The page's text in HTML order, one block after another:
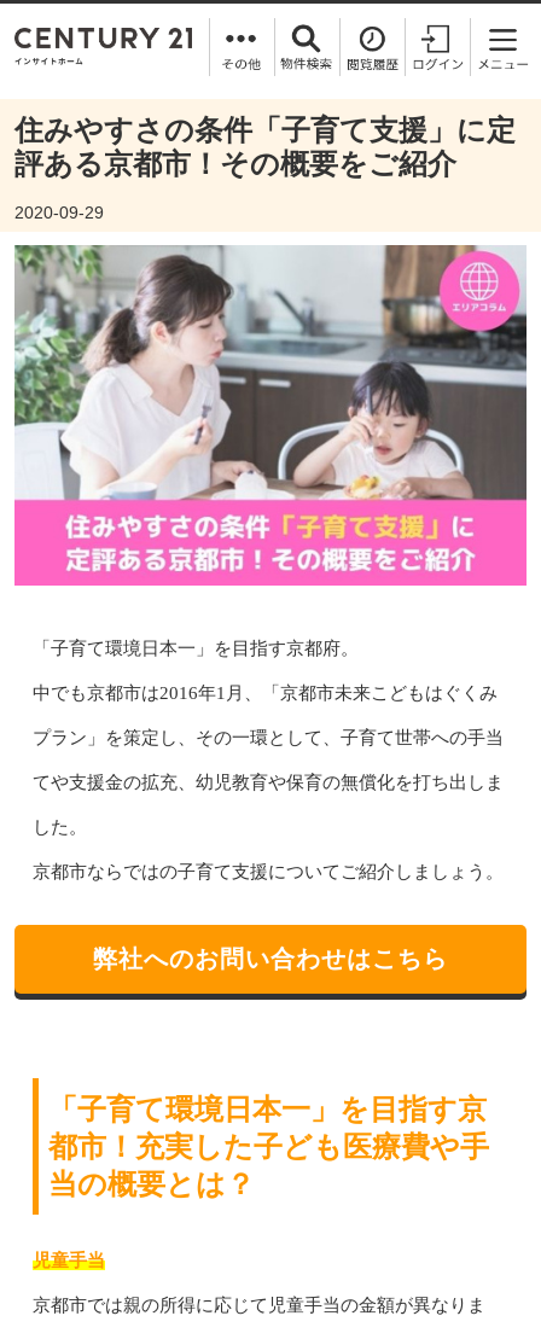
住みやすさの条件「子育て支援」に定
評ある京都市！その概要をご紹介
2020-09-29
「子育て環境日本一」を目指す京都府。
中でも京都市は2016年1月、「京都市未来こどもはぐくみ
プラン」を策定し、その一環として、子育て世帯への手当
てや支援金の拡充、幼児教育や保育の無償化を打ち出しま
した。
京都市ならではの子育て支援についてご紹介しましょう。
弊社へのお問い合わせはこちら
「子育て環境日本一」を目指す京
都市！充実した子ども医療費や手
当の概要とは？
児童手当
京都市では親の所得に応じて児童手当の金額が異なりま